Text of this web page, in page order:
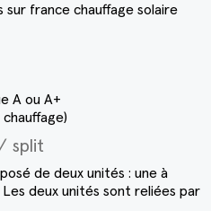
france chauffage solaire
A ou A+
split
de deux unités : une à
deux unités sont reliées par